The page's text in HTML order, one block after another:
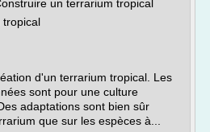
un terrarium tropical
tropical
d'un terrarium tropical. Les
sont pour une culture
adaptations sont bien sûr
que sur les espèces à...